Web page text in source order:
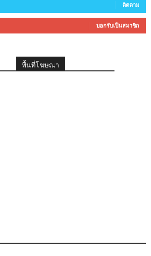
ติดตาม
บอกรับเป็นสมาชิก
พื้นที่โฆษณา